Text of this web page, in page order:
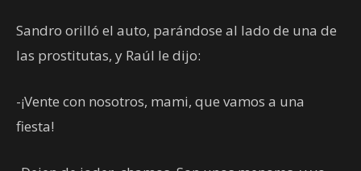
Sandro orilló el auto, parándose al lado de una de
las prostitutas, y Raúl le dijo:
-¡Vente con nosotros, mami, que vamos a una
fiesta!